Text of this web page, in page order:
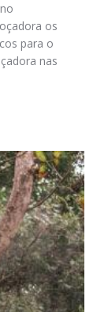
os
para o
nas